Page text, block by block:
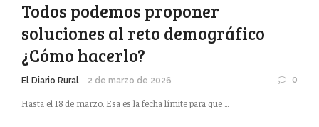
Todos podemos proponer
soluciones al reto demográfico
¿Cómo hacerlo?
El Diario Rural 2 de marzo de 2026 0
Hasta el 18 de marzo. Esa es la fecha límite para que ...